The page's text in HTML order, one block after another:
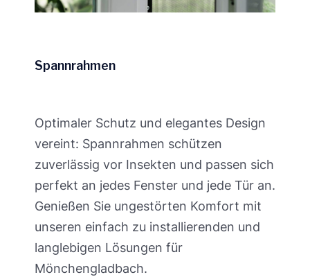
Spannrahmen
Optimaler Schutz und elegantes Design
vereint: Spannrahmen schützen
zuverlässig vor Insekten und passen sich
perfekt an jedes Fenster und jede Tür an.
Genießen Sie ungestörten Komfort mit
unseren einfach zu installierenden und
langlebigen Lösungen für
Mönchengladbach.